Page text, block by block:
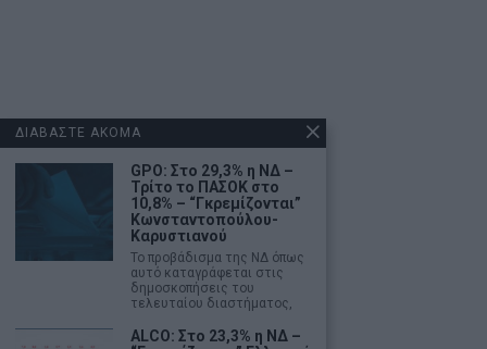
ΔΙΑΒΑΣΤΕ ΑΚΟΜΑ
GPO: Στο 29,3% η ΝΔ –
Τρίτο το ΠΑΣΟΚ στο
10,8% – “Γκρεμίζονται”
Κωνσταντοπούλου-
Καρυστιανού
Το προβάδισμα της ΝΔ όπως
αυτό καταγράφεται στις
δημοσκοπήσεις του
τελευταίου διαστήματος,
ALCO: Στο 23,3% η ΝΔ –